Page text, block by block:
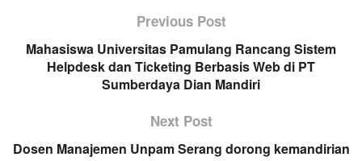
Previous Post
Mahasiswa Universitas Pamulang Rancang Sistem
Helpdesk dan Ticketing Berbasis Web di PT
Sumberdaya Dian Mandiri
Next Post
Dosen Manajemen Unpam Serang dorong kemandirian